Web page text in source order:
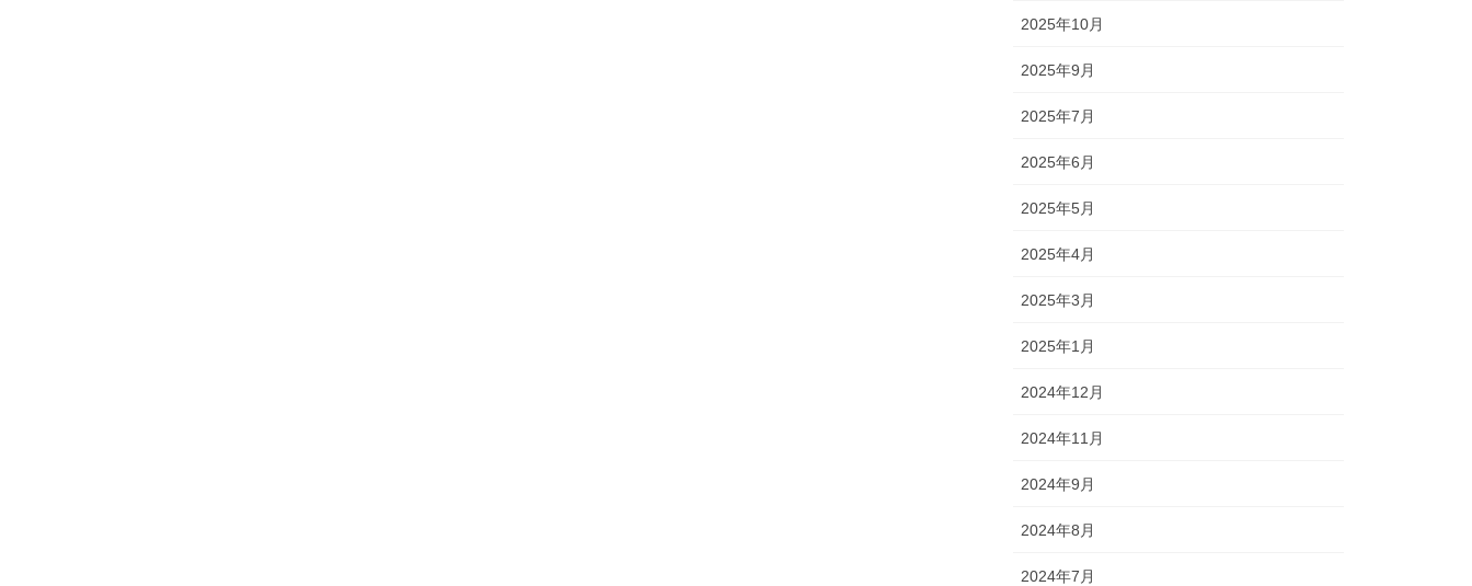
2025年10月
2025年9月
2025年7月
2025年6月
2025年5月
2025年4月
2025年3月
2025年1月
2024年12月
2024年11月
2024年9月
2024年8月
2024年7月